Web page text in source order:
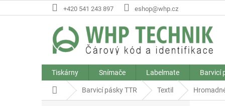
na
+420 541 243 897 eshop@whp.cz
Tiskárny Snímače Labelmate Barvicí
Domů Barvicí pásky TTR Textil